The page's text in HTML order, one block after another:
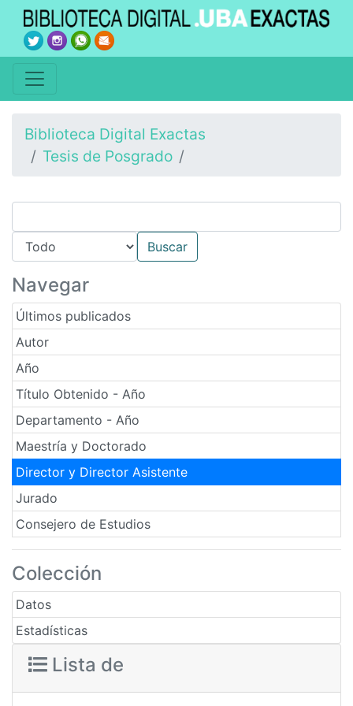
Biblioteca Digital Exactas
Tesis de Posgrado
Navegar
Últimos publicados
Autor
Año
Título Obtenido - Año
Departamento - Año
Maestría y Doctorado
Director y Director Asistente
Jurado
Consejero de Estudios
Colección
Datos
Estadísticas
Lista de